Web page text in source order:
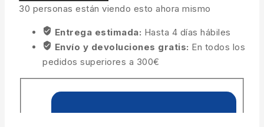
30 personas están viendo esto ahora mismo
Entrega estimada: Hasta 4 días hábiles
Envío y devoluciones gratis: En todos los
pedidos superiores a 300€